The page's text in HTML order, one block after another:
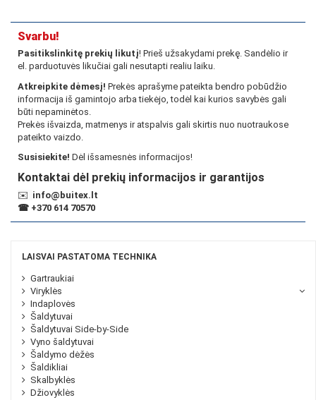
Svarbu!
Pasitikslinkitę prekių likutį! Prieš užsakydami prekę. Sandėlio ir
el. parduotuvės likučiai gali nesutapti realiu laiku.
Atkreipkite dėmesį! Prekės aprašyme pateikta bendro pobūdžio
informacija iš gamintojo arba tiekėjo, todėl kai kurios savybės gali
būti nepaminėtos.
Prekės išvaizda, matmenys ir atspalvis gali skirtis nuo nuotraukose
pateikto vaizdo.
Susisiekite! Dėl išsamesnės informacijos!
Kontaktai dėl prekių informacijos ir garantijos
✉️ info@buitex.lt
☎ +370 614 70570
LAISVAI PASTATOMA TECHNIKA
Gartraukiai
Viryklės
Indaplovės
Šaldytuvai
Šaldytuvai Side-by-Side
Vyno šaldytuvai
Šaldymo dėžės
Šaldikliai
Skalbyklės
Džiovyklės